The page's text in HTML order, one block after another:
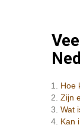
Hoe
Zijn
Wat
Kan